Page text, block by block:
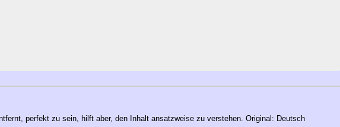
perfekt zu sein, hilft aber, den Inhalt ansatzweise zu verstehen. Original: Deutsch